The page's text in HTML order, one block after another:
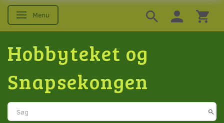
Skifte navigation
Menu
Hobbyteket og
Snapsekongen